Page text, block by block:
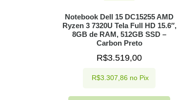
Notebook Dell 15 DC15255 AMD
Ryzen 3 7320U Tela Full HD 15.6″,
8GB de RAM, 512GB SSD –
Carbon Preto
R$3.519,00
R$3.307,86 no Pix